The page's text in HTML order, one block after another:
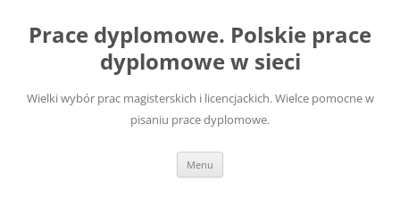
treści
Prace dyplomowe. Polskie prace
dyplomowe w sieci
Wielki wybór prac magisterskich i licencjackich. Wielce pomocne w
pisaniu prace dyplomowe.
Menu